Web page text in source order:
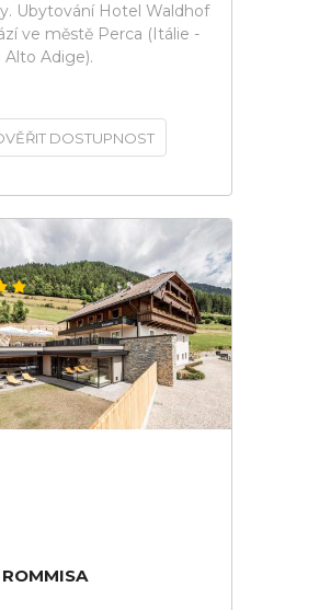
Ubytování Hotel Waldhof
ve městě Perca (Itálie -
Adige).
DOSTUPNOST